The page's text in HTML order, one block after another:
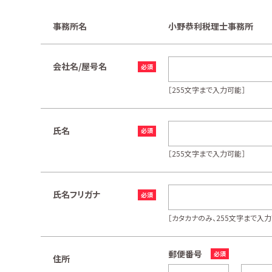
事務所名 小野恭利税理士事務所
会社名/屋号名
［255文字まで入力可能］
氏名
［255文字まで入力可能］
氏名フリガナ
［カタカナのみ、255文字まで入
住所 郵便番号